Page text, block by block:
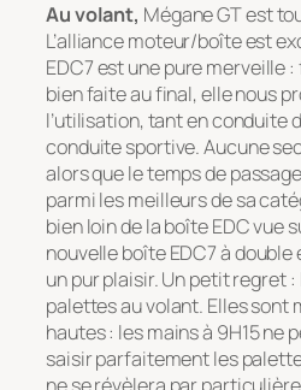
Au volant, Mégane GT est
L’alliance moteur/boîte est
EDC7 est une pure merveille
bien faite au final, elle nous
l’utilisation, tant en conduite
conduite sportive. Aucune
alors que le temps de
parmi les meilleurs de sa
bien loin de la boîte EDC vue
nouvelle boîte EDC7 à
un pur plaisir. Un petit regret
palettes au volant. Elles
hautes : les mains à 9H15 ne
saisir parfaitement les